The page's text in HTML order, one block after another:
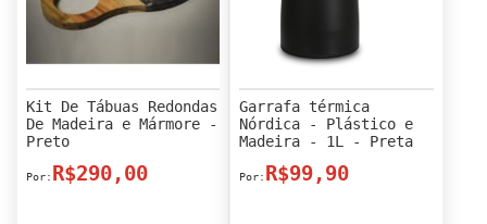
Kit De Tábuas Redondas
De Madeira e Mármore -
Preto
R$290,00
Garrafa térmica
Nórdica - Plástico e
Madeira - 1L - Preta
R$99,90